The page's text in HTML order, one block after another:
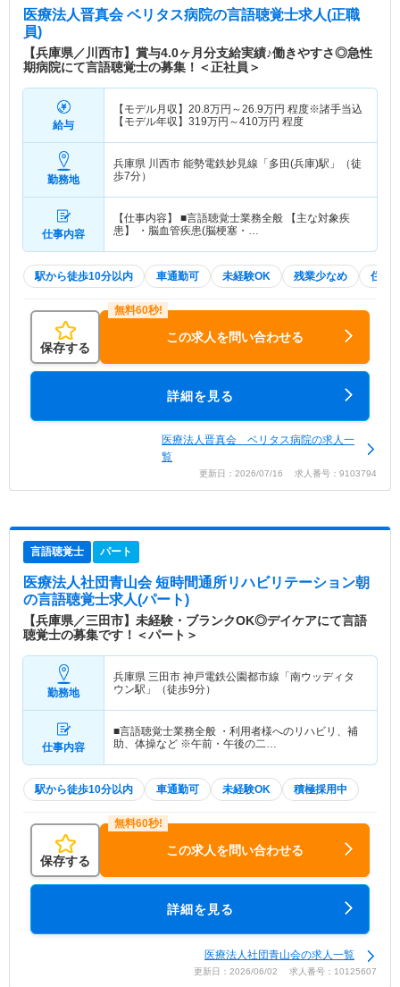
医療法人晋真会 ベリタス病院の言語聴覚士求人(正職
員)
【兵庫県／川西市】賞与4.0ヶ月分支給実績♪働きやすさ◎急性
期病院にて言語聴覚士の募集！＜正社員＞
給与
【モデル月収】 20.8万円～26.9万円 程度※諸手当込
【モデル年収】 319万円～410万円 程度
勤務地
兵庫県 川西市 能勢電鉄妙見線「多田(兵庫)駅」（徒
歩7分）
仕事内容
【仕事内容】 ■言語聴覚士業務全般 【主な対象疾
患】 ・脳血管疾患(脳梗塞・…
駅から徒歩10分以内 車通勤可 未経験OK 残業少なめ 住宅
保存する
この求人を問い合わせる
詳細を見る
医療法人晋真会 ベリタス病院の求人一
覧
更新日：2026/07/16 求人番号：9103794
言語聴覚士 パート
医療法人社団青山会 短時間通所リハビリテーション朝
の言語聴覚士求人(パート)
【兵庫県／三田市】未経験・ブランクOK◎デイケアにて言語
聴覚士の募集です！＜パート＞
勤務地
兵庫県 三田市 神戸電鉄公園都市線「南ウッディタ
ウン駅」（徒歩9分）
仕事内容
■言語聴覚士業務全般 ・利用者様へのリハビリ、補
助、体操など ※午前・午後の二…
駅から徒歩10分以内 車通勤可 未経験OK 積極採用中
保存する
この求人を問い合わせる
詳細を見る
医療法人社団青山会の求人一覧
更新日：2026/06/02 求人番号：10125607